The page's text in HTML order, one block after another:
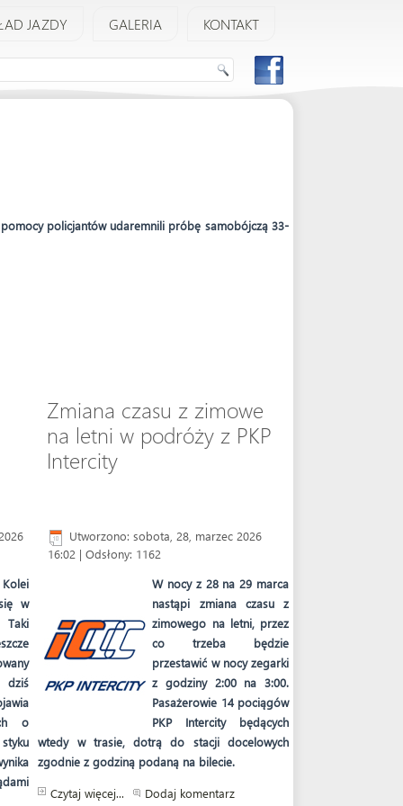
JAZDY GALERIA KONTAKT
policjantów udaremnili próbę samobójczą 33-
w
dziś
o
Zmiana czasu z zimowe
na letni w podróży z PKP
Intercity
Utworzono: sobota, 28, marzec 2026
16:02 | Odsłony: 1162
W nocy z 28 na 29 marca
nastąpi zmiana czasu z
zimowego na letni, przez
co trzeba będzie
przestawić w nocy zegarki
z godziny 2:00 na 3:00.
Pasażerowie 14 pociągów
PKP Intercity będących
wtedy w trasie, dotrą do stacji docelowych
zgodnie z godziną podaną na bilecie.
Czytaj więcej... Dodaj komentarz